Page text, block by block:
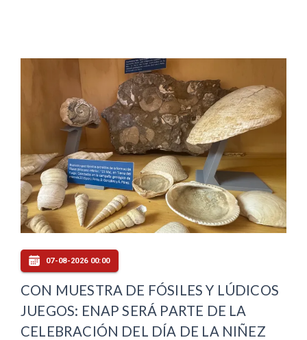
07-08-2026 00:00
CON MUESTRA DE FÓSILES Y LÚDICOS
JUEGOS: ENAP SERÁ PARTE DE LA
CELEBRACIÓN DEL DÍA DE LA NIÑEZ